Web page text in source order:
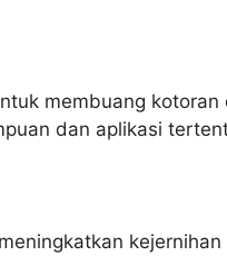
membuang kotoran
dan aplikasi
kejernihan